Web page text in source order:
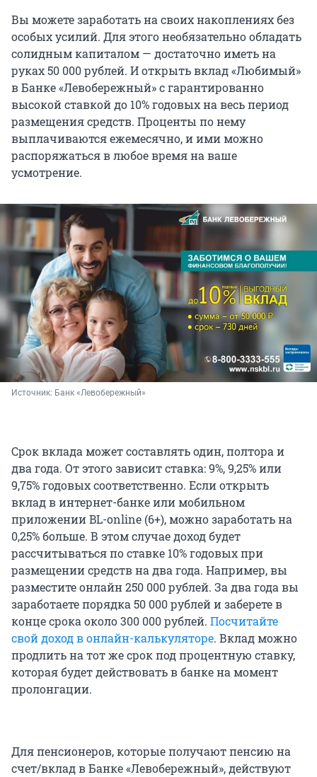
Вы можете заработать на своих накоплениях без
особых усилий. Для этого необязательно обладать
солидным капиталом — достаточно иметь на
руках 50 000 рублей. И открыть вклад «Любимый»
в Банке «Левобережный» с гарантированно
высокой ставкой до 10% годовых на весь период
размещения средств. Проценты по нему
выплачиваются ежемесячно, и ими можно
распоряжаться в любое время на ваше
усмотрение.
Источник: Банк «Левобережный»
Срок вклада может составлять один, полтора и
два года. От этого зависит ставка: 9%, 9,25% или
9,75% годовых соответственно. Если открыть
вклад в интернет-банке или мобильном
приложении BL-online (6+), можно заработать на
0,25% больше. В этом случае доход будет
рассчитываться по ставке 10% годовых при
размещении средств на два года. Например, вы
разместите онлайн 250 000 рублей. За два года вы
заработаете порядка 50 000 рублей и заберете в
конце срока около 300 000 рублей. Посчитайте
свой доход в онлайн-калькуляторе. Вклад можно
продлить на тот же срок под процентную ставку,
которая будет действовать в банке на момент
пролонгации.
Для пенсионеров, которые получают пенсию на
счет/вклад в Банке «Левобережный», действуют